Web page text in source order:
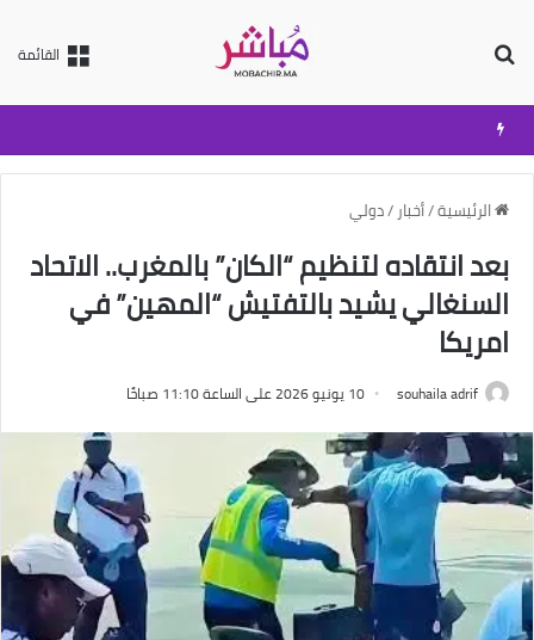
القائمة
الرئيسية/أخبار /دولي
بعد انتقاده لتنظيم “الكان” بالمغرب.. الاتحاد
السنغالي يشيد بالتفتيش “المهين” في
امريكا
souhaila adrif 10 يونيو 2026 على الساعة 11:10 صباحًا